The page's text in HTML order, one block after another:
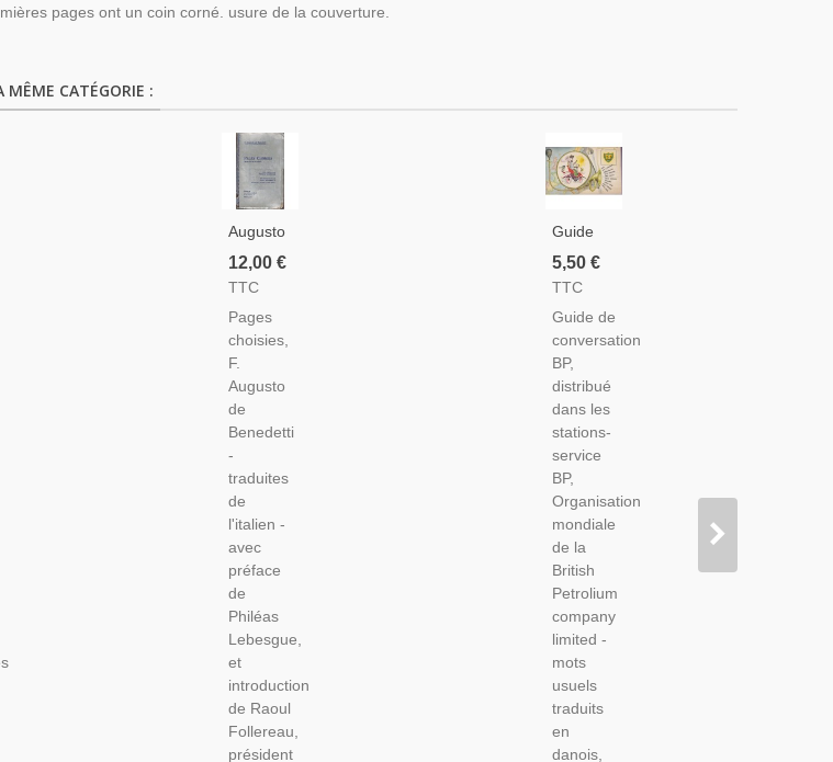
pages ont un coin corné. usure de la couverture.
MÊME CATÉGORIE :
Augusto
De
Benedetti,
Choisies,
1934 -
Poète
Italien,
Romancier
Italien,
Littérature
Italienne
12,00 €
TTC
Pages
choisies,
F.
Augusto
de
Benedetti
-
traduites
de
l'italien -
avec
préface
de
Philéas
Lebesgue,
et
introduction
de Raoul
Follereau,
président
Guide
De
Conversation
British
Petrolium
Company
- Manuel
De
Langues
Étrangères,
Voitures,
Publicité
5,50 €
TTC
Guide de
conversation
BP,
distribué
dans les
stations-
service
BP,
Organisation
mondiale
de la
British
Petrolium
company
limited -
mots
usuels
traduits
en
danois,